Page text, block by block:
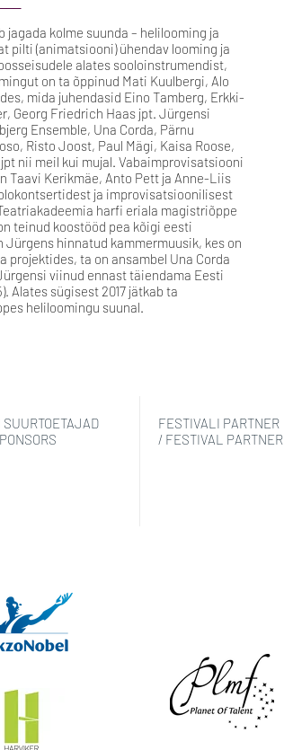
kolme suunda – helilooming ja
pilti (animatsiooni) ühendav looming ja
alates sooloinstrumendist,
on ta õppinud Mati Kuulbergi, Alo
mida juhendasid Eino Tamberg, Erkki-
Georg Friedrich Haas jpt. Jürgensi
Ensemble, Una Corda, Pärnu
Risto Joost, Paul Mägi, Kaisa Roose,
nii meil kui mujal. Vabaimprovisatsiooni
Taavi Kerikmäe, Anto Pett ja Anne-Liis
ja improvisatsioonilisest
harfi eriala magistriõppe
teinud koostööd pea kõigi eesti
hinnatud kammermuusik, kes on
ta on ansambel Una Corda
viinud ennast täiendama Eesti
Alates sügisest 2017 jätkab ta
heliloomingu suunal.
FESTIVALI PARTNER
/ FESTIVAL PARTNER